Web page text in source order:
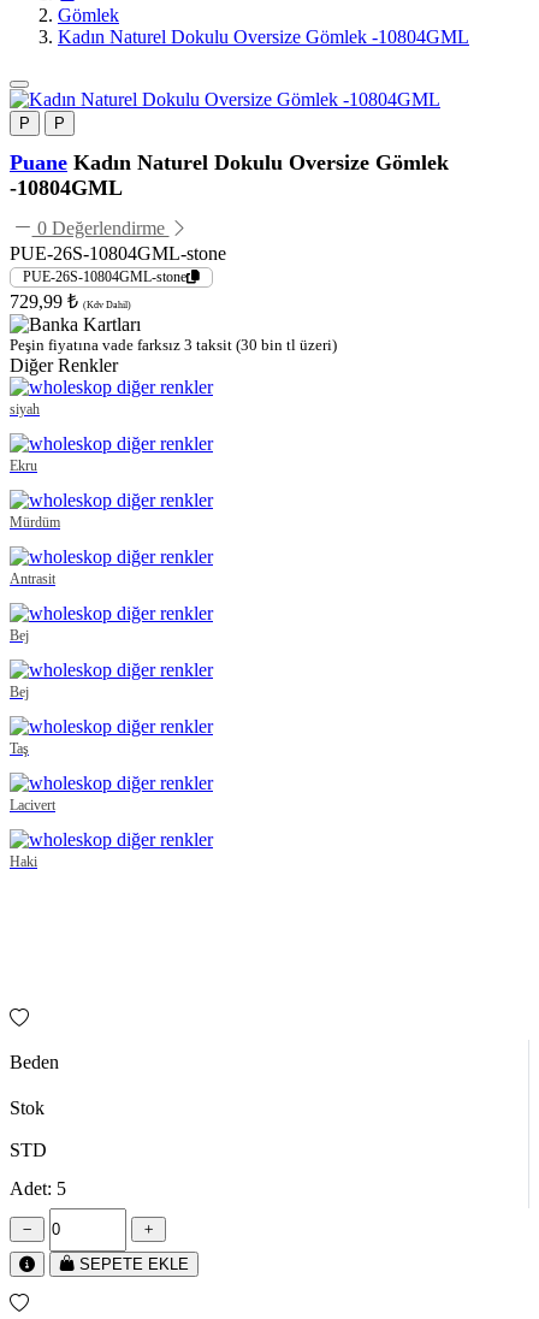
Gömlek
Kadın Naturel Dokulu Oversize Gömlek -10804GML
P P
Puane Kadın Naturel Dokulu Oversize Gömlek
-10804GML
0 Değerlendirme
PUE-26S-10804GML-stone
PUE-26S-10804GML-stone
729,99 ₺ (Kdv Dahil)
Peşin fiyatına vade farksız 3 taksit (30 bin tl üzeri)
Diğer Renkler
siyah
Ekru
Mürdüm
Antrasit
Bej
Bej
Taş
Lacivert
Haki
Beden
Stok
STD
Adet: 5
SEPETE EKLE